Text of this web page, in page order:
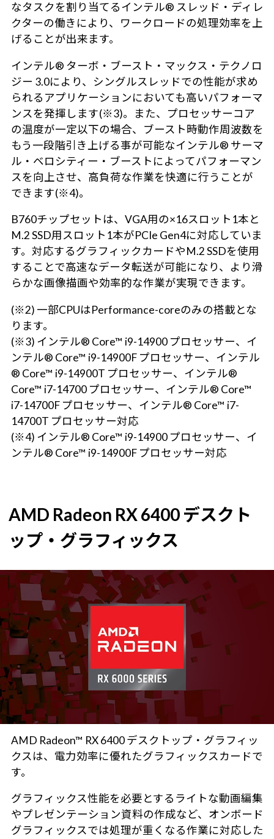
なタスクを割り当てるインテル® スレッド・ディレ
クターの働きにより、ワークロードの処理効率を上
げることが出来ます。
インテル® ターボ・ブースト・マックス・テクノロ
ジー 3.0により、シングルスレッドでの性能が求め
られるアプリケーションにおいても高いパフォーマ
ンスを発揮します(※3)。また、プロセッサーコア
の温度が一定以下の場合、ブースト時動作周波数を
もう一段階引き上げる事が可能なインテル® サーマ
ル・ベロシティー・ブーストによってパフォーマン
スを向上させ、高負荷な作業を快適に行うことが
できます(※4)。
B760チップセットは、VGA用の×16スロット1本と
M.2 SSD用スロット1本がPCIe Gen4に対応していま
す。対応するグラフィックカードやM.2 SSDを使用
することで高速なデータ転送が可能になり、より滑
らかな画像描画や効率的な作業が実現できます。
(※2) 一部CPUはPerformance-coreのみの搭載とな
ります。
(※3) インテル® Core™ i9-14900 プロセッサー、イ
ンテル® Core™ i9-14900F プロセッサー、インテル
® Core™ i9-14900T プロセッサー、インテル®
Core™ i7-14700 プロセッサー、インテル® Core™
i7-14700F プロセッサー、インテル® Core™ i7-
14700T プロセッサー対応
(※4) インテル® Core™ i9-14900 プロセッサー、イ
ンテル® Core™ i9-14900F プロセッサー対応
AMD Radeon RX 6400 デスクト
ップ・グラフィックス
AMD Radeon™ RX 6400 デスクトップ・グラフィッ
クスは、電力効率に優れたグラフィックスカードで
す。
グラフィックス性能を必要とするライトな動画編集
やプレゼンテーション資料の作成など、オンボード
グラフィックスでは処理が重くなる作業に対応した